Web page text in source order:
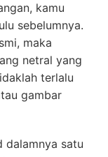
kamu
sebelumnya.
maka
netral yang
terlalu
gambar
dalamnya satu